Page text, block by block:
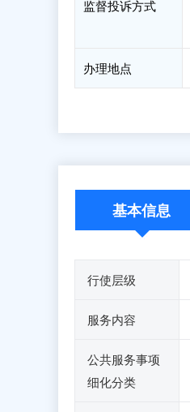
监督投诉方式
办理地点
基本信息
行使层级
服务内容
公共服务事项
细化分类